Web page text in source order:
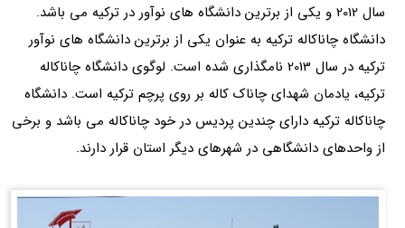
سال 2012 و یکی از برترین دانشگاه های نوآور در ترکیه می باشد.
دانشگاه چاناکاله ترکیه به عنوان یکی از برترین دانشگاه های نوآور
ترکیه در سال 2013 نامگذاری شده است. لوگوی دانشگاه چاناکاله
ترکیه، یادمان شهدای چاناک کاله بر روی پرچم ترکیه است. دانشگاه
چاناکاله ترکیه دارای چندین پردیس در خود چاناکاله می باشد و برخی
از واحدهای دانشگاهی در شهرهای دیگر استان قرار دارند.